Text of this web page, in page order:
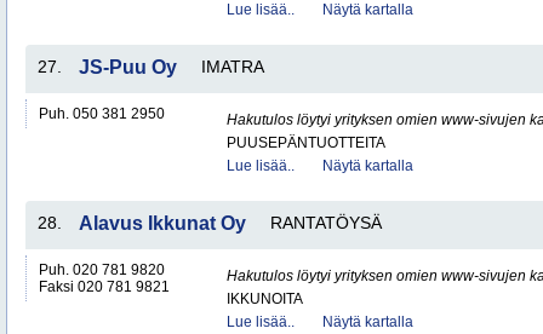
Lue lisää..
Näytä kartalla
27. JS-Puu Oy IMATRA
Puh. 050 381 2950
Hakutulos löytyi yrityksen omien www-sivujen
PUUSEPÄNTUOTTEITA
Lue lisää..
Näytä kartalla
28. Alavus Ikkunat Oy RANTATÖYSÄ
Puh. 020 781 9820
Faksi 020 781 9821
Hakutulos löytyi yrityksen omien www-sivujen
IKKUNOITA
Lue lisää..
Näytä kartalla